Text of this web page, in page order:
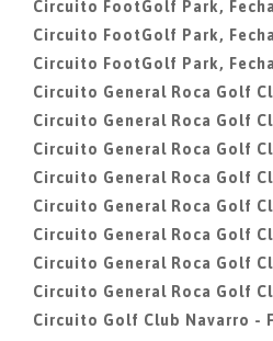
Circuito FootGolf Park,
Circuito FootGolf Park,
Circuito FootGolf Park,
Circuito General Roca Golf
Circuito General Roca Golf
Circuito General Roca Golf
Circuito General Roca Golf
Circuito General Roca Golf
Circuito General Roca Golf
Circuito General Roca Golf
Circuito General Roca Golf
Circuito Golf Club Navarro -